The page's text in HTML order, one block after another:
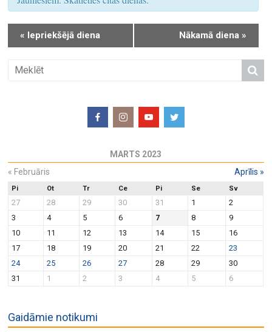
c
h
a
d
s
N
a
v
g
a
t
n
i
e
N
t
i
o
n
« Iepriekšējā diena Nākamā diena »
MARTS 2023
« Februāris Aprīlis »
Pi Ot Tr Ce Pi Se Sv
27 28 29 30 31 1
2
3
4 5 6 7 8
9
10
11 12 13 14 15
16
17
18 19 20 21 22
23
24
25 26 27 28 29
30
31
1 2 3 4 5 6
Gaidāmie notikumi